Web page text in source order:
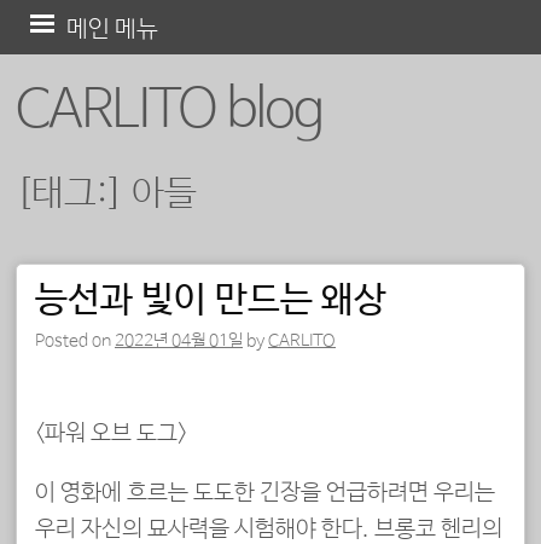
CARLITO blog
메인 메뉴
텐
[태그:] 아들
포스트 내비게이션
능선과 빛이 만드는 왜상
Posted on 2022년 04월 01일 byCARLITO
<파워 오브 도그>
이 영화에 흐르는 도도한 긴장을 언급하려면 우리는
우리 자신의 묘사력을 시험해야 한다. 브롱코 헨리의